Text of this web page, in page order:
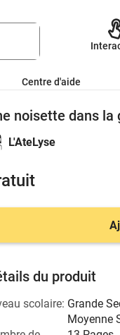
Centre d'aide
noisette dans
L'AteLyse
du produit
scolaire: Grande
Moyenne